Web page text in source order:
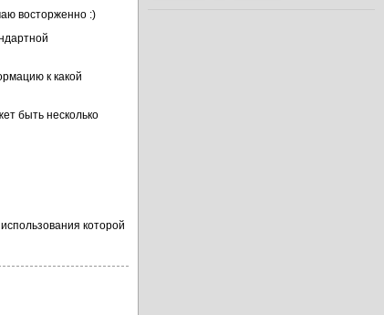
восторженно :)
к какой
быть несколько
которой